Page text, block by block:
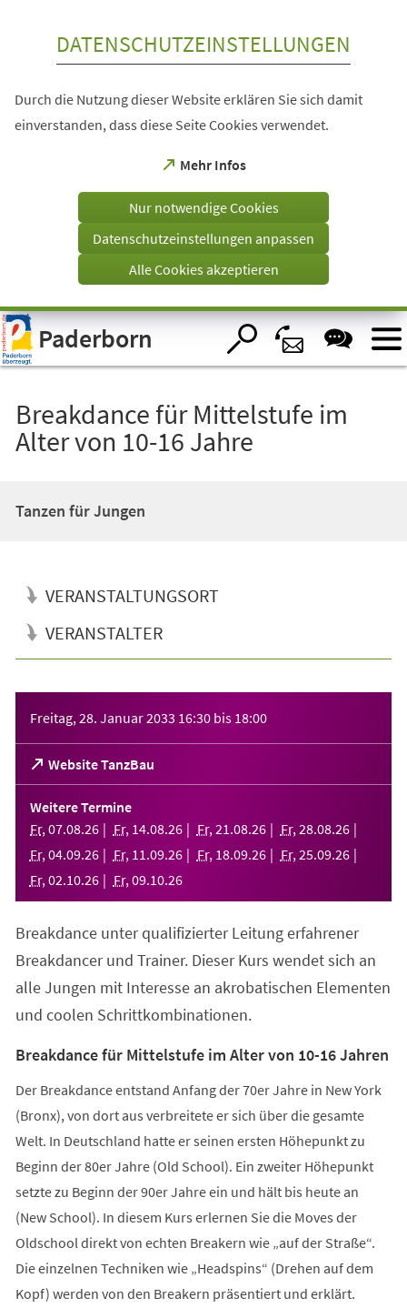
Visuelle
Assistenzsoftware
öffnen.
DATENSCHUTZEINSTELLUNGEN
Durch die Nutzung dieser Website erklären Sie sich damit
einverstanden, dass diese Seite Cookies verwendet.
Mehr Infos
(Öffnet
einem
Tab)
Nur notwendige Cookies
Datenschutzeinstellungen anpassen
Alle Cookies akzeptieren
Paderborn
Breakdance für Mittelstufe im
Alter von 10-16 Jahre
Tanzen für Jungen
VERANSTALTUNGSORT
VERANSTALTER
Freitag, 28. Januar 2033 16:30 bis 18:00
Website TanzBau
(Öffnet
in
einem
neuen
Tab)
Weitere Termine
Fr, 07.08.26 Fr, 14.08.26 Fr, 21 .08.26 Fr, 28.08.26
Fr, 04.09.26 Fr, 11 .09.26 Fr, 18.09.26 Fr, 25.09.26
Fr, 02.10.26 Fr, 09.10.26
Breakdance unter qualifizierter Leitung erfahrener
Breakdancer und Trainer. Dieser Kurs wendet sich an
alle Jungen mit Interesse an akrobatischen Elementen
und coolen Schrittkombinationen.
Breakdance für Mittelstufe im Alter von 10-16 Jahren
Der Breakdance entstand Anfang der 70er Jahre in New York
(Bronx), von dort aus verbreitete er sich über die gesamte
Welt. In Deutschland hatte er seinen ersten Höhepunkt zu
Beginn der 80er Jahre (Old School). Ein zweiter Höhepunkt
setzte zu Beginn der 90er Jahre ein und hält bis heute an
(New School). In diesem Kurs erlernen Sie die Moves der
Oldschool direkt von echten Breakern wie „auf der Straße“.
Die einzelnen Techniken wie „Headspins“ (Drehen auf dem
Kopf) werden von den Breakern präsentiert und erklärt.